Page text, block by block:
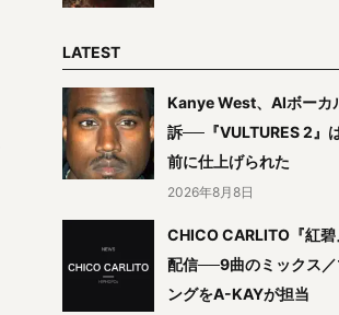
LATEST
Kanye West、AIボーカ
訴──『VULTURES 2』
前に仕上げられた
2026年8月8日
CHICO CARLITO『紅
配信──9曲のミックス／
ングをA-KAYが担当